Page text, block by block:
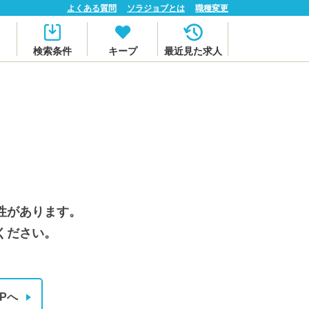
よくある質問 ソラジョブとは 職種変更
検索条件 キープ 最近見た求人
あります。
さい。
へ